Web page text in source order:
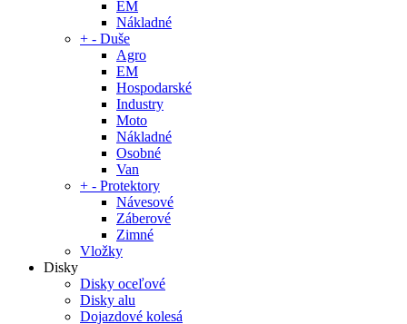
EM
Nákladné
+ - Duše
Agro
EM
Hospodarské
Industry
Moto
Nákladné
Osobné
Van
+ - Protektory
Návesové
Záberové
Zimné
Vložky
Disky
Disky oceľové
Disky alu
Dojazdové kolesá